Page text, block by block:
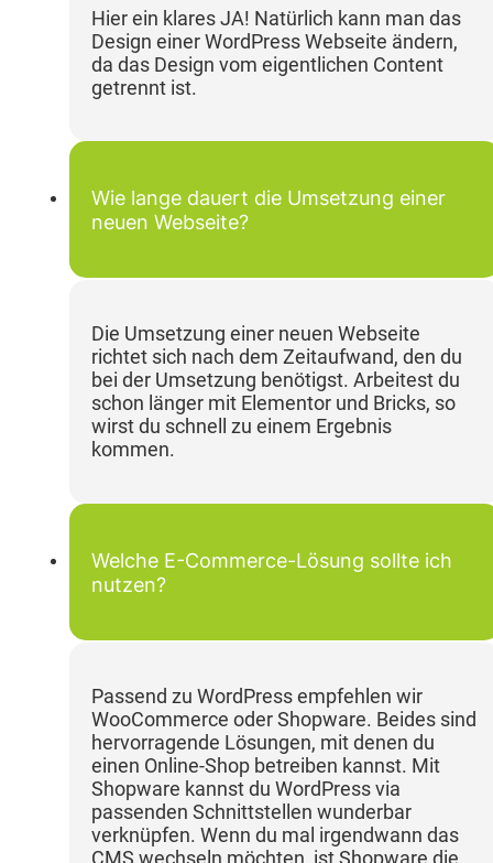
Hier ein klares JA! Natürlich kann man das
Design einer WordPress Webseite ändern,
da das Design vom eigentlichen Content
getrennt ist.
Wie lange dauert die Umsetzung einer
neuen Webseite?
Die Umsetzung einer neuen Webseite
richtet sich nach dem Zeitaufwand, den du
bei der Umsetzung benötigst. Arbeitest du
schon länger mit Elementor und Bricks, so
wirst du schnell zu einem Ergebnis
kommen.
Welche E-Commerce-Lösung sollte ich
nutzen?
Passend zu WordPress empfehlen wir
WooCommerce oder Shopware. Beides sind
hervorragende Lösungen, mit denen du
einen Online-Shop betreiben kannst. Mit
Shopware kannst du WordPress via
passenden Schnittstellen wunderbar
verknüpfen. Wenn du mal irgendwann das
CMS wechseln möchten, ist Shopware die